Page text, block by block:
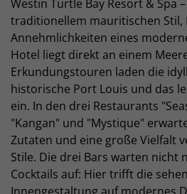
Westin Turtle Bay Resort & Spa
traditionellem mauritischen Stil,
Annehmlichkeiten eines
Hotel liegt direkt an einem
Erkundungstouren laden die
historische Port Louis und das
ein. In den drei Restaurants
"Kangan" und "Mystique"
Zutaten und eine große Vielfalt
Stile. Die drei Bars warten nicht
Cocktails auf: Hier trifft die